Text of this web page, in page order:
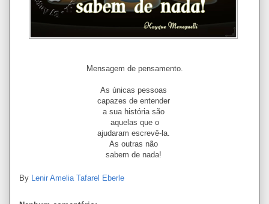
Mensagem de pensamento.
As únicas pessoas
capazes de entender
a sua história são
aquelas que o
ajudaram escrevê-la.
As outras não
sabem de nada!
By Lenir Amelia Tafarel Eberle